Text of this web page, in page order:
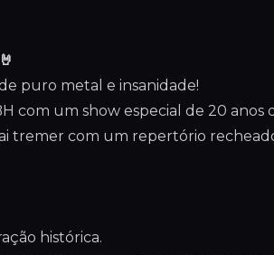
puro metal e insanidade!
com um show especial de 20 anos
tremer com um repertório
histórica.